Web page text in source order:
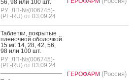
56, 98 или 100 шт.
РУ: ЛП-№(006745)-
(РГ-RU) от 03.09.24
Таб­летки, пок­ры­тые
пле­ноч­ной обо­лоч­кой
15 мг: 14, 28, 42, 56,
98 или 100 шт.
РУ: ЛП-№(006745)-
(РГ-RU) от 03.09.24
ГЕРОФАРМ (Россия)